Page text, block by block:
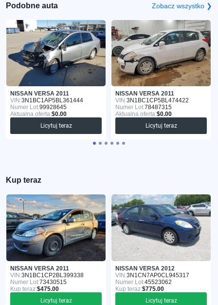
Podobne auta Zobacz wszystko ❯
NISSAN VERSA 2011
VIN:3N1BC1AP5BL361444
Numer Lot:99928645
Aktualna oferta:$0.00
Licytuj teraz
NISSAN VERSA 2011
VIN:3N1BC1CP5BL474422
Numer Lot:78487315
Aktualna oferta:$0.00
Licytuj teraz
Kup teraz
NISSAN VERSA 2011
VIN:3N1BC1CP2BL399338
Numer Lot:73430515
Kup teraz:$475.00
Licytuj teraz
NISSAN VERSA 2012
VIN:3N1CN7AP0CL945317
Numer Lot:45523062
Kup teraz:$775.00
Licytuj teraz